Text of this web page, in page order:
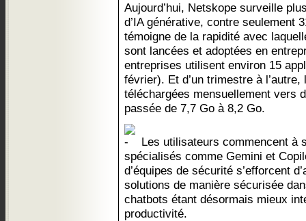
Aujourd’hui, Netskope surveille
d’IA générative, contre seulement
témoigne de la rapidité avec
sont lancées et adoptées en
entreprises utilisent environ 15
février). Et d’un trimestre à
téléchargées mensuellement vers
passée de 7,7 Go à 8,2 Go.
Les utilisateurs commencent à
spécialisés comme Gemini et
d’équipes de sécurité s’efforcent
solutions de manière sécurisée
chatbots étant désormais mieux
productivité.